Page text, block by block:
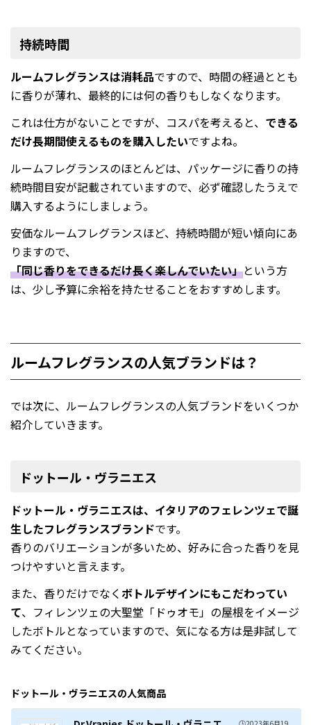
持続時間
ルームフレグランスは消耗品ですので、時間の経過ととも
に香りが薄れ、最終的には何の香りもしなくなります。
これは仕方がないことですが、コスパを考えると、 できる
だけ長期間使えるものを購入したいですよね。
ルームフレグランスのほとんどは、パッケージに香りの持
続時間目安が記載されていますので、必ず確認したうえで
購入するようにしましょう。
安価なルームフレグランスほど、持続時間が短い傾向にあ
りますので、
「同じ香りをできるだけ長く楽しんでいたい」という方
は、少し予算に余裕を持たせることをおすすめします。
ルームフレグランスの人気ブランドは？
では次に、ルームフレグランスの人気ブランドをいくつか
紹介していきます。
ドットール・ヴラニエス
ドットール・ヴラニエスは、イタリアのフェレンツェで誕
生したフレグランスブランドです。
香りのバリエーションが多いため、好みに合った香りを見
つけやすいと言えます。
また、香りだけでなくボトルデザインにもこだわってい
て、フィレンツェの大聖堂「ドゥオモ」の屋根をイメージ
したボトルとなっていますので、気になる方は是非試して
みてください。
ドットール・ヴラニエスの人気商品